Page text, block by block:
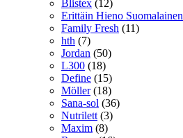
Blistex (12)
Erittäin Hieno Suomalainen
Family Fresh (11)
hth (7)
Jordan (50)
L300 (18)
Define (15)
Möller (18)
Sana-sol (36)
Nutrilett (3)
Maxim (8)